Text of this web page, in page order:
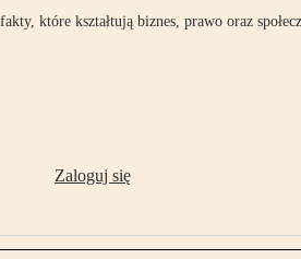
które kształtują biznes, prawo oraz
Zaloguj się